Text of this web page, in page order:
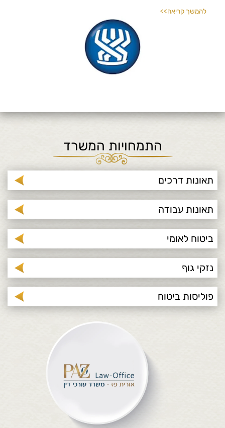
להמשך קריאה>>
התמחויות המשרד
תאונות דרכים
תאונות עבודה
ביטוח לאומי
נזקי גוף
פוליסות ביטוח